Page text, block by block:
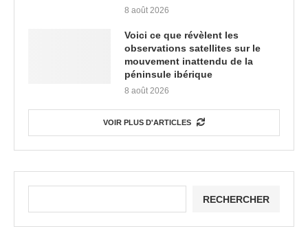
8 août 2026
Voici ce que révèlent les
observations satellites sur le
mouvement inattendu de la
péninsule ibérique
8 août 2026
VOIR PLUS D'ARTICLES
RECHERCHER